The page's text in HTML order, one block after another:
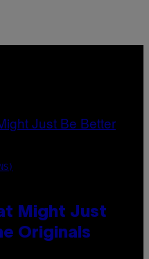
Might Just
Originals